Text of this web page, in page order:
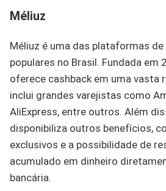
Méliuz
Méliuz é uma das plataformas
populares no Brasil. Fundada em
oferece cashback em uma vasta
inclui grandes varejistas como
AliExpress, entre outros. Além
disponibiliza outros benefícios,
exclusivos e a possibilidade de
acumulado em dinheiro
bancária.